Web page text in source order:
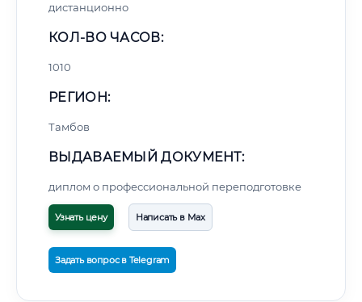
дистанционно
КОЛ-ВО ЧАСОВ:
1010
РЕГИОН:
Тамбов
ВЫДАВАЕМЫЙ ДОКУМЕНТ:
диплом о профессиональной переподготовке
Узнать цену Написать в Max
Задать вопрос в Telegram